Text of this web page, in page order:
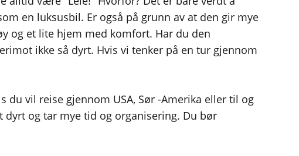
en luksusbil. Er også på grunn av at den gir mye
og et lite hjem med komfort. Har du den
ikke så dyrt. Hvis vi tenker på en tur gjennom
vil reise gjennom USA, Sør -Amerika eller til og
og tar mye tid og organisering. Du bør